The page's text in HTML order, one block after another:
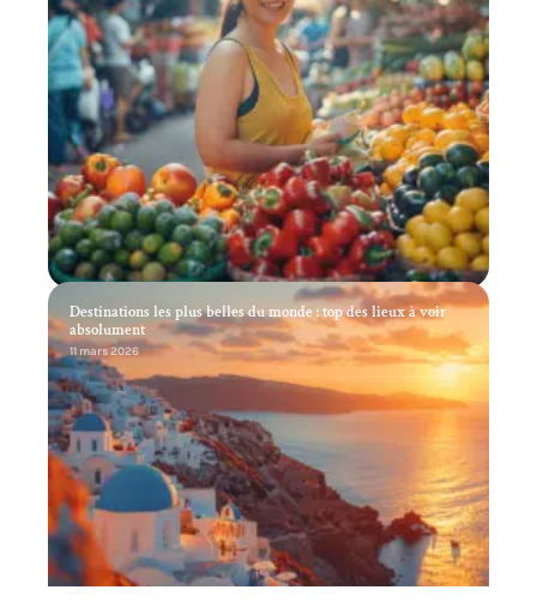
Destinations les plus belles du monde : top des lieux à voir
absolument
11 mars 2026